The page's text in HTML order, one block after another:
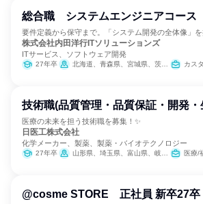
総合職 システムエンジニアコース
要件定義から保守まで。「システム開発の全体像」を
株式会社内田洋行ITソリューションズ
ITサービス、ソフトウェア開発
27年卒 北海道、青森県、宮城県、茨城県、埼玉県、千葉県、東京都、新潟県、富山県、石川県、長野県、静岡県、愛知県、京都府、大阪府 カス
技術職(品質管理・品質保証・開発・
医療の未来を担う技術職を募集！✨
日医工株式会社
化学メーカー、製薬、製薬・バイオテクノロジー
27年卒 山形県、埼玉県、富山県、岐阜県、静岡県、愛知県 医療/
@cosme STORE 正社員 新卒27卒